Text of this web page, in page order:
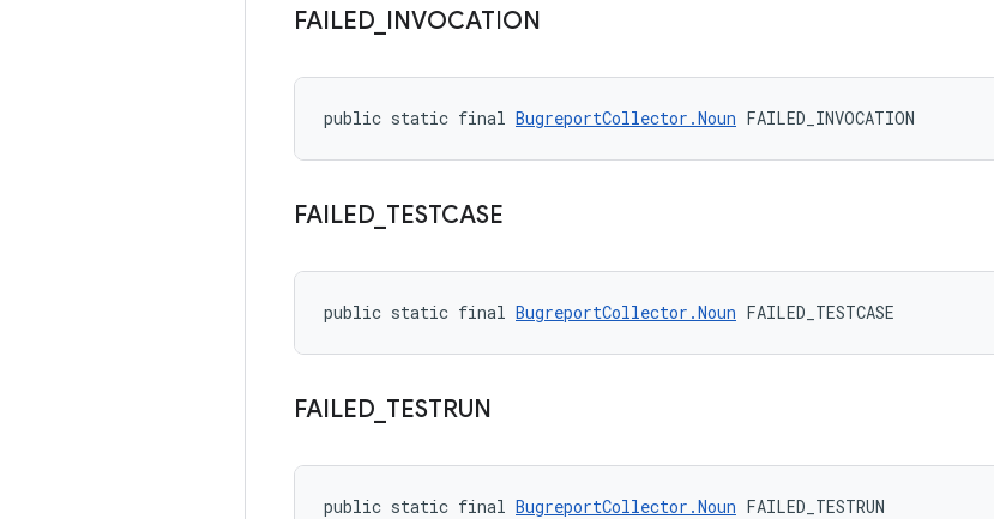
FAILED INVOCATION
public static final BugreportCollector.Noun FAILED_INVOCATION
FAILED TESTCASE
public static final BugreportCollector.Noun FAILED_TESTCASE
FAILED TESTRUN
public static final BugreportCollector.Noun FAILED_TESTRUN